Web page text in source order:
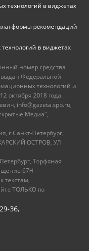
технологий в виджетах
рекомендаций
в виджетах
номер средства
Федеральной
технологий и
октября 2018 года.
info@gazeta.spb.ru,
Медиа",
г.Санкт-Петербург,
ОСТРОВ, УЛ
Торфяная
67Н
текстам,
ТОЛЬКО по
36,